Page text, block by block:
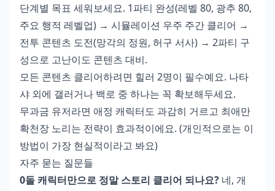
단계별 목표 세워보세요. 1파티 완성(레벨 80, 광추 80,
주요 행적 레벨업) → 시뮬레이션 우주 주간 클리어 →
전투 콘텐츠 도전(망각의 정원, 허구 서사) → 2파티 구
성으로 고난이도 콘텐츠 대비.
모든 콘텐츠 클리어하려면 힐러 2명이 필수예요. 나타
샤 외에 갤러거나 백로 중 하나는 꼭 확보해두세요.
무과금 유저라면 애정 캐릭터도 과감히 거르고 최애만
확천장 노리는 전략이 효과적이에요. (개인적으로는 이
방법이 가장 현실적이라고 봐요)
자주 묻는 질문들
0돌 캐릭터만으로 정말 스토리 클리어 되나요? 네, 개